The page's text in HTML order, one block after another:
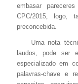
embasar
CPC/2015, logo,
preconcebida.
Uma nota
laudos, pode ser
especializado em
palavras-chave e